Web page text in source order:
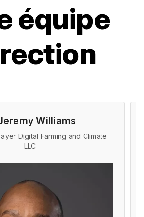
équipe
Williams
Digital Farming and Climate
LLC